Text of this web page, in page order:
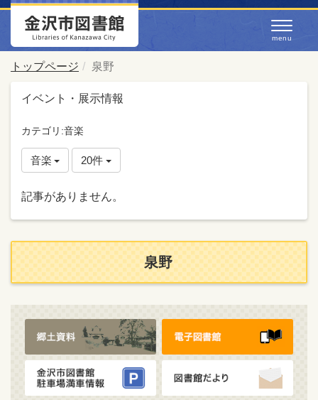
トップページ 泉野
イベント・展示情報
カテゴリ:音楽
音楽 20件
記事がありません。
泉野